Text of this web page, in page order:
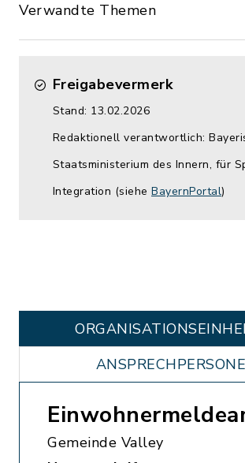
Verwandte Themen
Freigabevermerk
Stand: 13.02.2026
Redaktionell verantwortlich:
Staatsministerium des Innern, für
Integration (siehe BayernPortal)
Gemeinde Valley